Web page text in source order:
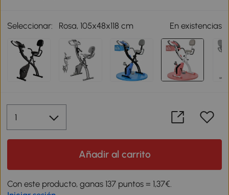
Seleccionar: Rosa, 105x48x118 cm En existencias
Añadir al carrito
Con este producto, ganas 137 puntos = 1,37€.